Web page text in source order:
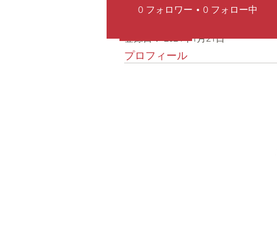
プロフィール
登録日： 2024年1月21日
0 フォロワー 0 フォロー中
プロフィール